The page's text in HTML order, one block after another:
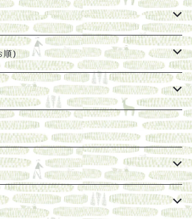
たけれど、長く売り続けたい一冊
本
シェ関連本
考本など
くなった本を巡らせて
順)